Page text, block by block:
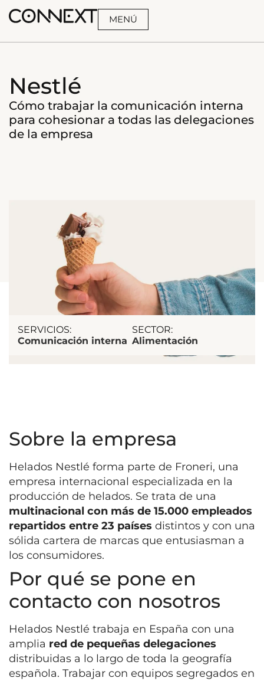
MENÚ
Nestlé
Cómo trabajar la comunicación interna
para cohesionar a todas las delegaciones
de la empresa
SERVICIOS:
Comunicación interna
SECTOR:
Alimentación
Sobre la empresa
Helados Nestlé forma parte de Froneri, una
empresa internacional especializada en la
producción de helados. Se trata de una
multinacional con más de 15.000 empleados
repartidos entre 23 países distintos y con una
sólida cartera de marcas que entusiasman a
los consumidores.
Por qué se pone en
contacto con nosotros
Helados Nestlé trabaja en España con una
amplia red de pequeñas delegaciones
distribuidas a lo largo de toda la geografía
española. Trabajar con equipos segregados en